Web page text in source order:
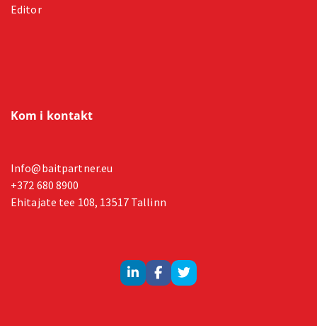
Editor
Kom i kontakt
Info@baitpartner.eu
+372 680 8900
Ehitajate tee 108, 13517 Tallinn